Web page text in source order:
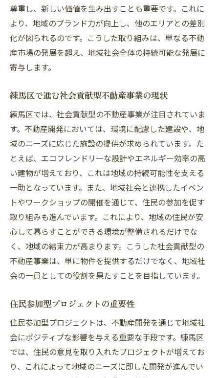
環境建設が地域社会にもたらすメリット
住民との協働による成功事例
環境建設と地域貢献の関係性
不動産を通じた練馬区の環境改善への取り組み
練馬区での環境改善プロジェクト
不動産業界が担う環境改善の役割
不動産開発と環境保護の両立を目指して
練馬区における環境改善の戦略
不動産を通じた地域のエコシステム構築
未来を見据えた練馬区の不動産と社会貢献の方
向性
未来の不動産市場を見据えた戦略
社会貢献型不動産開発の将来像
持続可能な都市の実現に向けた取り組み
未来志向の不動産投資の可能性
社会貢献がもたらす不動産市場への影響
練馬区の不動産求人について
尊重し、新しい価値を生み出すことも重要です。これに
より、地域のブランド力が向上し、他のエリアとの差別
化が図られるのです。こうした取り組みは、単なる不動
産市場の発展を超え、地域社会全体の持続可能な発展に
寄与します。
練馬区で進む社会貢献型不動産事業の現状
練馬区では、社会貢献型の不動産事業が注目されていま
す。不動産開発においては、環境に配慮した建設や、地
域のニーズに応じた施設の提供が求められています。た
とえば、エコフレンドリーな設計やエネルギー効率の高
い建物が増えており、これは地域の持続可能性を支える
一助となっています。また、地域社会と連携したイベン
トやワークショップの開催を通じて、住民の参加を促す
取り組みも進んでいます。これにより、地域の住民が安
心して暮らすことができる環境が整備されるだけでな
く、地域の結束力が高まります。こうした社会貢献型の
不動産事業は、単に物件を提供するだけでなく、地域社
会の一員としての役割を果たすことを目指しています。
住民参加型プロジェクトの重要性
住民参加型プロジェクトは、不動産開発を通じて地域社
会にポジティブな影響を与える重要な手段です。練馬区
では、住民の意見を取り入れたプロジェクトが増えてお
り、これによって地域のニーズに即した開発が進んでい